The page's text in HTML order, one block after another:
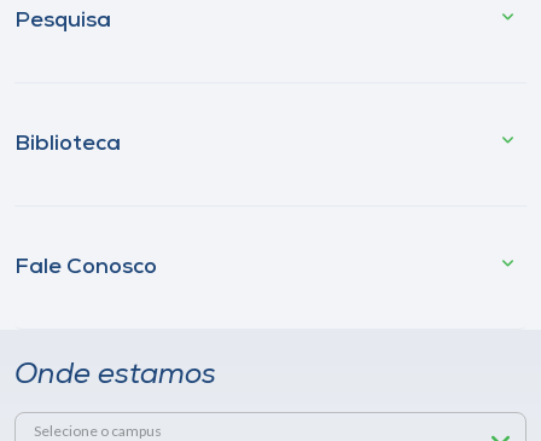
Pesquisa
Biblioteca
Fale Conosco
Onde estamos
Selecione o campus